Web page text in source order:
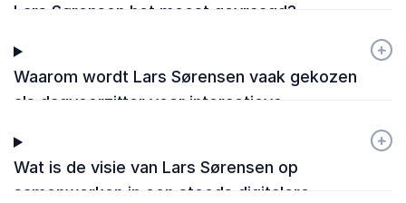
Lars Sørensen het meest gevraagd?
Waarom wordt Lars Sørensen vaak gekozen
als dagvoorzitter voor interactieve
+
-
Wat is de visie van Lars Sørensen op
samenwerken in een steeds digitalere
+
-